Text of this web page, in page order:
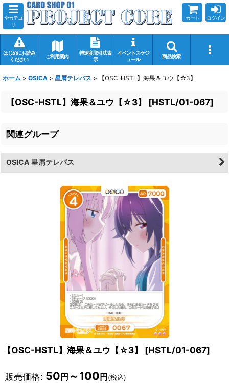
全カテゴ
リ
カート ログイン
はじめにお読み
ください
ご利用案内
特定商取引法表
示
イベントスケジ
ュール
商品検索
ホーム > OSICA > 星屑テレパス > 【OSC-HSTL】海果＆ユウ【☆3】
【OSC-HSTL】海果＆ユウ【☆3】 [HSTL/01-067]
関連グループ
OSICA 星屑テレパス
【OSC-HSTL】海果＆ユウ【☆3】 [HSTL/01-067]
販売価格: 50 円 ～100 円 (税込)